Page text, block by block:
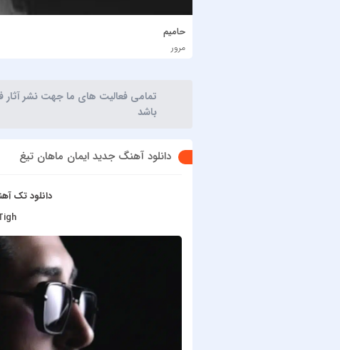
حامیم
مرور
تمامی فعالیت های ما جهت نشر آثار
باشد
دانلود آهنگ جدید ایمان ماهان تیغ
دانلود تک